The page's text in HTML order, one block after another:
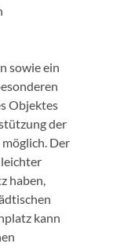
sowie ein
Objektes
der
Der
haben,
kann